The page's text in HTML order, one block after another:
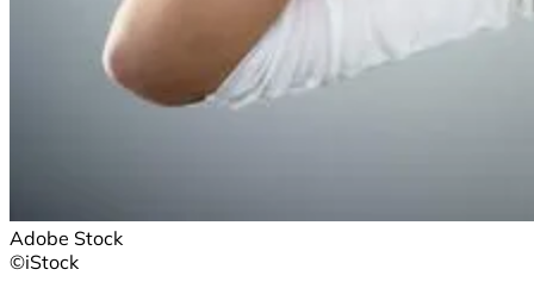
Adobe Stock
©iStock